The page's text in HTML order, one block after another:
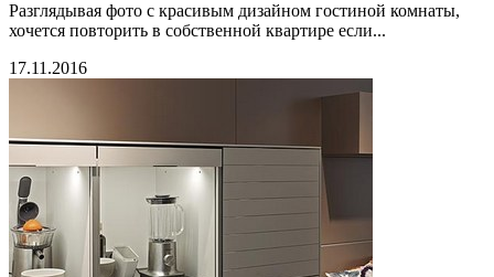
Разглядывая фото с красивым дизайном гостиной комнаты,
хочется повторить в собственной квартире если...
17.11.2016